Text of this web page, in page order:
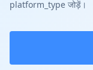
platform_type जोड़ें।